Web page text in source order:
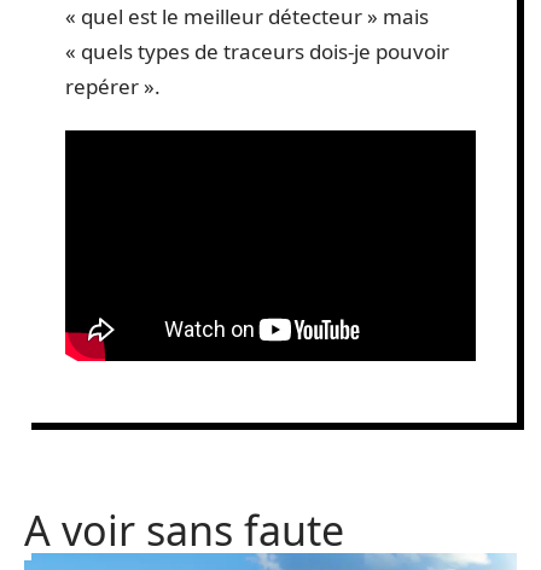
« quel est le meilleur détecteur » mais
« quels types de traceurs dois-je pouvoir
repérer ».
A voir sans faute